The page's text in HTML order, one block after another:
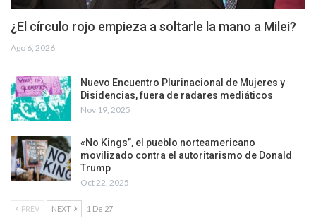
¿El círculo rojo empieza a soltarle la mano a Milei?
Ago 6, 2026
Nuevo Encuentro Plurinacional de Mujeres y
Disidencias, fuera de radares mediáticos
Nov 19, 2025
«No Kings”, el pueblo norteamericano
movilizado contra el autoritarismo de Donald
Trump
Oct 22, 2025
PREV NEXT 1 De 27